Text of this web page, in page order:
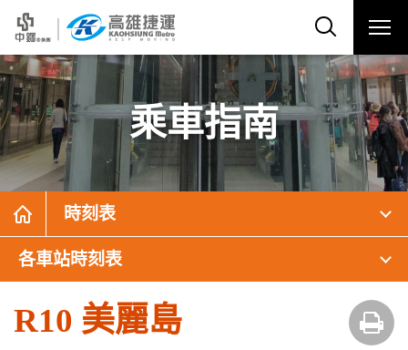
乘車指南
時刻表
各車站時刻表
R10 美麗島